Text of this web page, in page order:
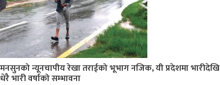
मनसुनको न्यूनचापीय रेखा तराईको भूभाग नजिक, यी प्रदेशमा भारीदेखि
धेरै भारी वर्षाको सम्भावना